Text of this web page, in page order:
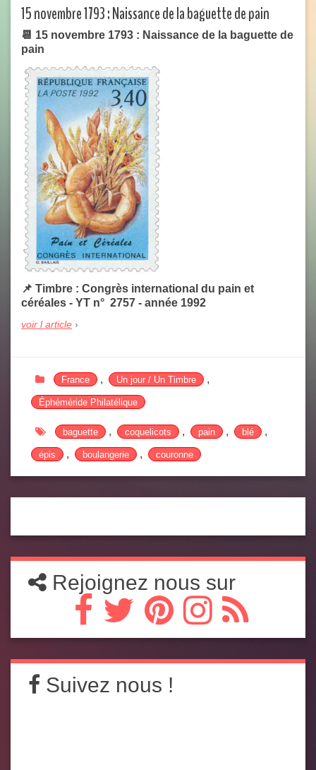
15 novembre 1793 : Naissance de la baguette de pain
📆 15 novembre 1793 : Naissance de la baguette de
pain
📌 Timbre : Congrès international du pain et
céréales - YT n° 2757 - année 1992
voir l article
France , Un jour / Un Timbre ,
Éphéméride Philatélique
baguette , coquelicots , pain , blé ,
épis , boulangerie , couronne
Rejoignez nous sur
Suivez nous !